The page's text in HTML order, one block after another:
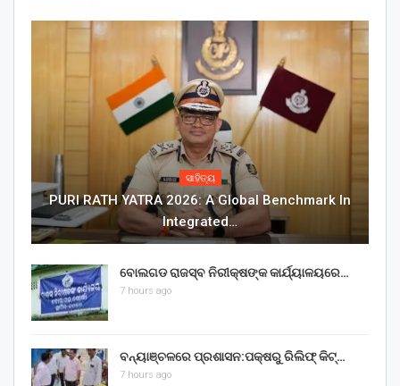
ସାହିତ୍ୟ
PURI RATH YATRA 2026: A Global Benchmark In
Integrated…
ବୋଲଗଡ ରାଜସ୍ବ ନିରୀକ୍ଷଙ୍କ କାର୍ଯ୍ୟାଳୟରେ…
7 hours ago
ବନ୍ୟାଞ୍ଚଳରେ ପ୍ରଶାସନ:ପକ୍ଷରୁ ରିଲିଫ୍ କିଟ୍…
7 hours ago